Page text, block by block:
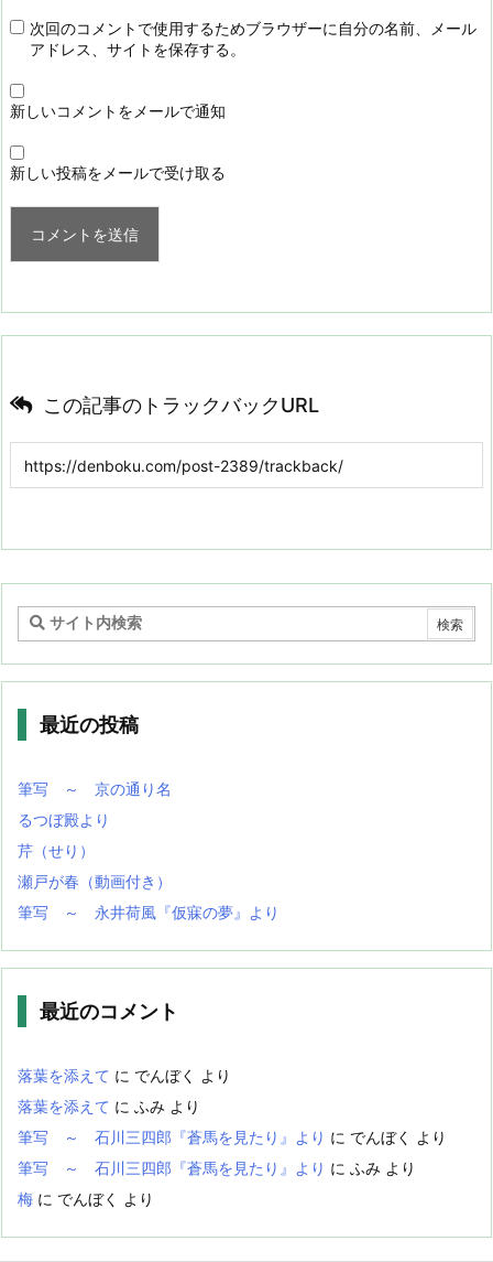
次回のコメントで使用するためブラウザーに自分の名前、メール
アドレス、サイトを保存する。
新しいコメントをメールで通知
新しい投稿をメールで受け取る
この記事のトラックバックURL
最近の投稿
筆写 ～ 京の通り名
るつぼ殿より
芹（せり）
瀬戸が春（動画付き）
筆写 ～ 永井荷風『仮寐の夢』より
最近のコメント
落葉を添えて に でんぼく
より
落葉を添えて に ふみ より
筆写 ～ 石川三四郎『蒼馬を見たり』より に でんぼく
より
筆写 ～ 石川三四郎『蒼馬を見たり』より に ふみ より
梅 に でんぼく より